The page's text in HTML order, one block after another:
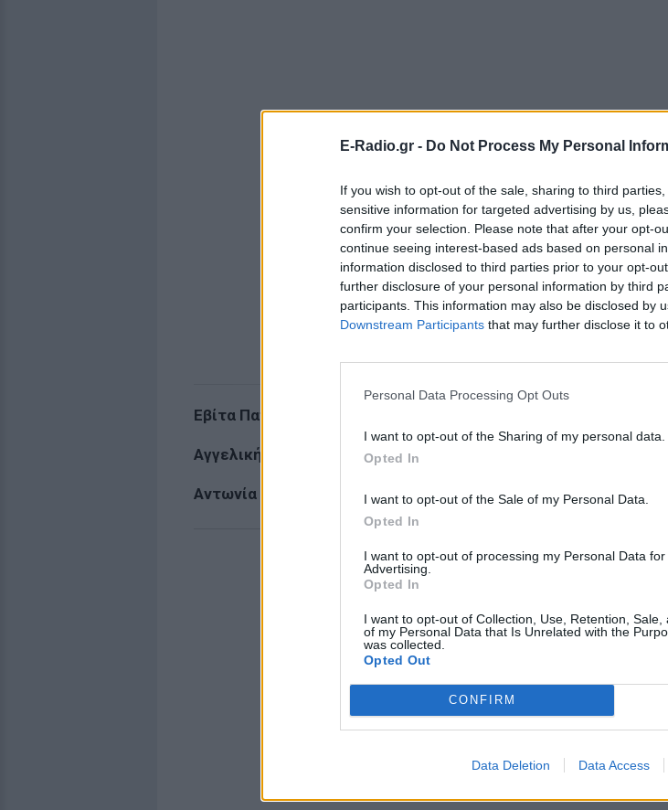
E-Radio.gr - Do Not Process My Personal
If you wish to opt-out of the sale, sharing to third
sensitive information for targeted advertising by us,
confirm your selection. Please note that after your opt-
continue seeing interest-based ads based on personal
information disclosed to third parties prior to your opt-
further disclosure of your personal information by third
participants. This information may also be disclosed by
Downstream Participants that may further disclose it to
Personal Data Processing Opt Outs
I want to opt-out of the Sharing of my personal data.
Opted In
I want to opt-out of the Sale of my Personal Data.
Opted In
I want to opt-out of processing my Personal Data for
Advertising.
Opted In
I want to opt-out of Collection, Use, Retention, Sale,
of my Personal Data that Is Unrelated with the
was collected.
Opted Out
CONFIRM
Data Deletion Data Access
Εβίτα Παπασπύρου
Αγγελική Λυμπεροπούλου
Αντωνία Πίντζου